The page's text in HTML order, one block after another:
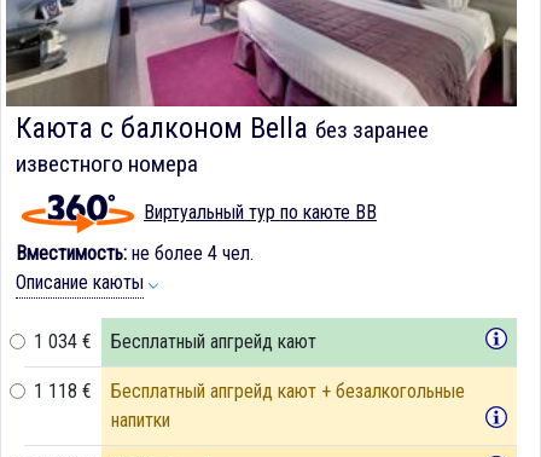
Каюта с балконом Bella без заранее
известного номера
Виртуальный тур по каюте BB
Вместимость: не более 4 чел.
Описание каюты
1 034 € Бесплатный апгрейд кают
1 118 €
Бесплатный апгрейд кают + безалкогольные
напитки